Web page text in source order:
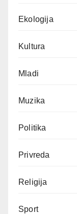
Ekologija
Kultura
Mladi
Muzika
Politika
Privreda
Religija
Sport